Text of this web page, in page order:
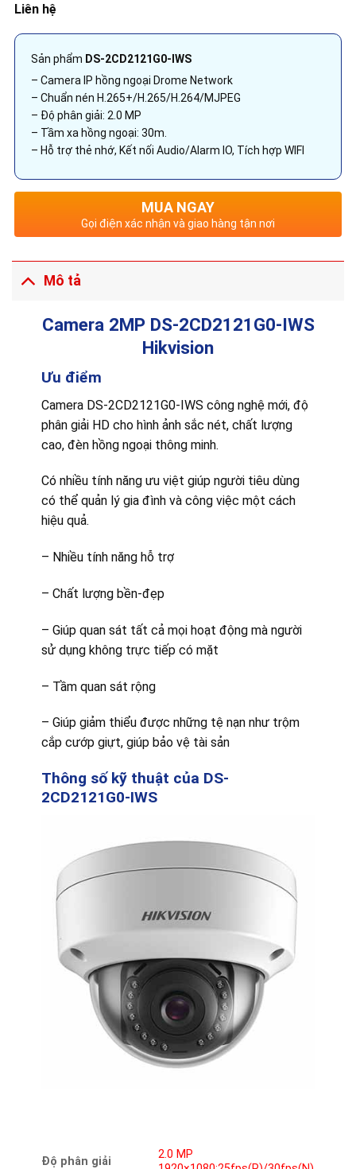
Liên hệ
Sản phẩm DS-2CD2121G0-IWS
– Camera IP hồng ngoại Drome Network
– Chuẩn nén H.265+/H.265/H.264/MJPEG
– Độ phân giải: 2.0 MP
– Tầm xa hồng ngoại: 30m.
– Hỗ trợ thẻ nhớ, Kết nối Audio/Alarm IO, Tích hợp WIFI
MUA NGAY
Gọi điện xác nhận và giao hàng tận nơi
Mô tả
Camera 2MP DS-2CD2121G0-IWS
Hikvision
Ưu điểm
Camera DS-2CD2121G0-IWS công nghệ mới, độ
phân giải HD cho hình ảnh sắc nét, chất lượng
cao, đèn hồng ngoại thông minh.
Có nhiều tính năng ưu việt giúp người tiêu dùng
có thể quản lý gia đình và công việc một cách
hiệu quả.
– Nhiều tính năng hỗ trợ
– Chất lượng bền-đẹp
– Giúp quan sát tất cả mọi hoạt động mà người
sử dụng không trực tiếp có mặt
– Tầm quan sát rộng
– Giúp giảm thiểu được những tệ nạn như trộm
cắp cướp giựt, giúp bảo vệ tài sản
Thông số kỹ thuật của DS-
2CD2121G0-IWS
Độ phân giải
2.0 MP